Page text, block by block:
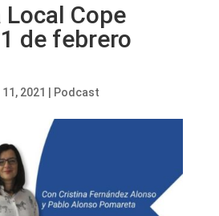
Cope
de febrero
11, 2021 Podcast